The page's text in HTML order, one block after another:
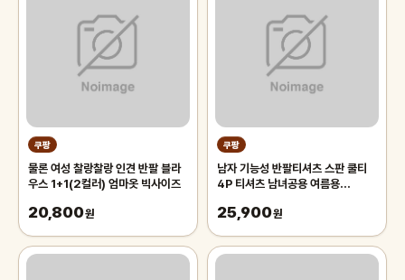
쿠팡
물론 여성 찰랑찰랑 인견 반팔 블라
우스 1+1(2컬러) 엄마옷 빅사이즈
20,800원
쿠팡
남자 기능성 반팔티셔츠 스판 쿨티
4P 티셔츠 남녀공용 여름용
25,900원